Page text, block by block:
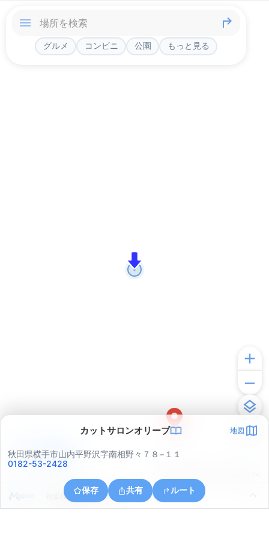
グルメ コンビニ 公園 もっと見る
カットサロンオリーブ 地図
秋田県横手市山内平野沢字南相野々７８−１１
0182-53-2428
保存 共有 ルート
秋田県横手市山内土渕
アプリで見る